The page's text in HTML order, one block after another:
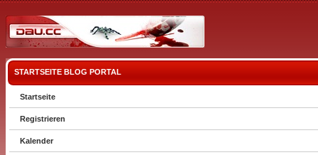
STARTSEITE BLOG PORTAL
Startseite
Registrieren
Kalender